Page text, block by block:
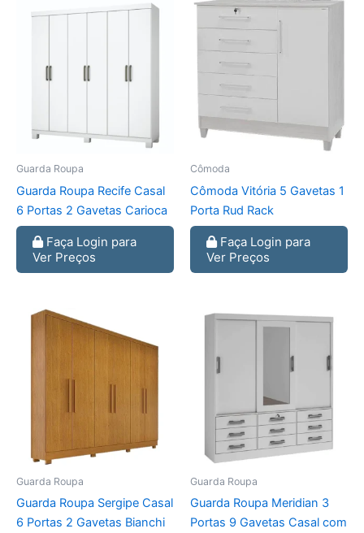
Guarda Roupa
Guarda Roupa Recife Casal
6 Portas 2 Gavetas Carioca
Faça Login para
Ver Preços
Cômoda
Cômoda Vitória 5 Gavetas 1
Porta Rud Rack
Faça Login para
Ver Preços
Guarda Roupa
Guarda Roupa Sergipe Casal
6 Portas 2 Gavetas Bianchi
Guarda Roupa
Guarda Roupa Meridian 3
Portas 9 Gavetas Casal com